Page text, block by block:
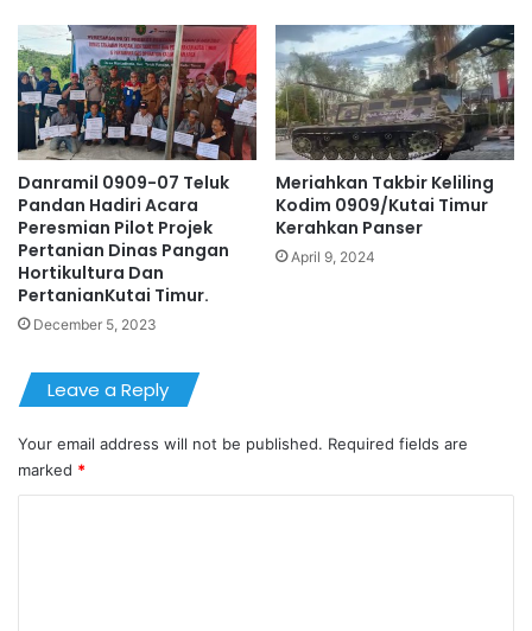
Danramil 0909-07 Teluk
Pandan Hadiri Acara
Peresmian Pilot Projek
Pertanian Dinas Pangan
Hortikultura Dan
PertanianKutai Timur.
December 5, 2023
Meriahkan Takbir Keliling
Kodim 0909/Kutai Timur
Kerahkan Panser
April 9, 2024
Leave a Reply
Your email address will not be published. Required fields are
marked *